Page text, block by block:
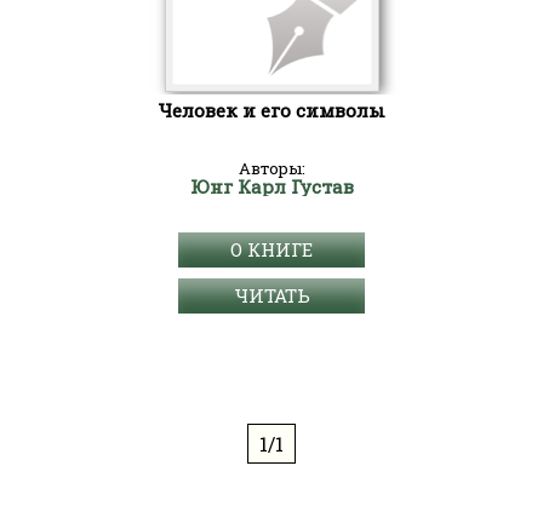
Человек и его символы
Авторы:
Юнг Карл Густав
О КНИГЕ
ЧИТАТЬ
1/1